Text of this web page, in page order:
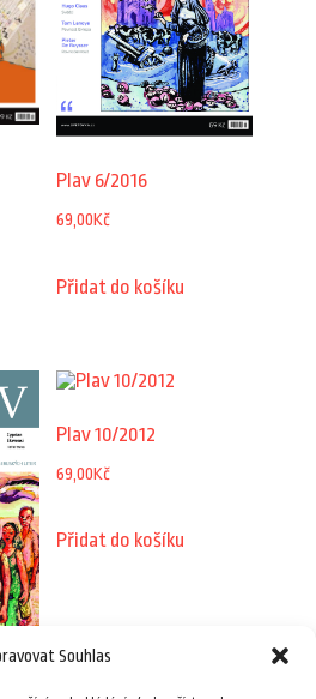
Souhlas
Plav 6/2016
69,00Kč
Přidat do košíku
Plav 10/2012
69,00Kč
Přidat do košíku